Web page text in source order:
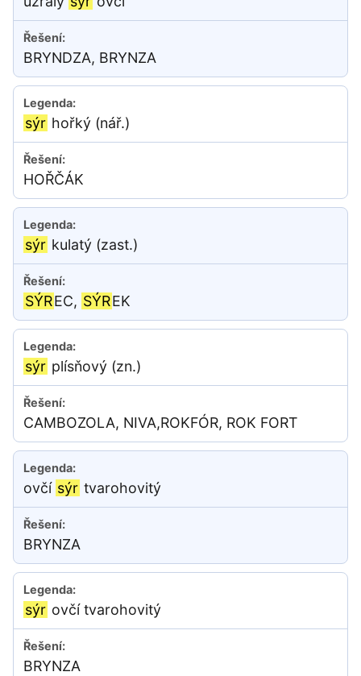
BRYNDZA, BRYNZA
sýr hořký (nář.)
HOŘČÁK
sýr kulatý (zast.)
SÝREC, SÝREK
sýr plísňový (zn.)
CAMBOZOLA, NIVA,ROKFÓR, ROK FORT
ovčí sýr tvarohovitý
BRYNZA
sýr ovčí tvarohovitý
BRYNZA